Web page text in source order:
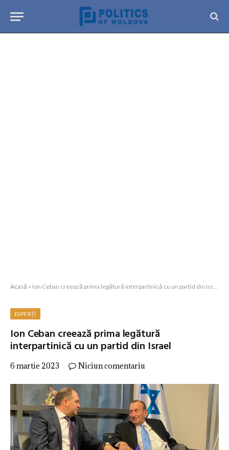
Acasă » Ion Ceban creează prima legătură interpartinică cu un partid din Israel
EXPERȚI
Ion Ceban creează prima legătură
interpartinică cu un partid din Israel
6 martie 2023 Niciun comentariu